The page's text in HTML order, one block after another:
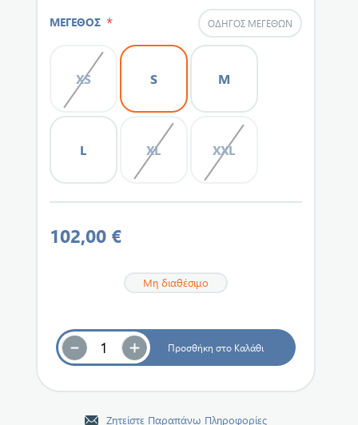
ΜΕΓΕΘΟΣ * ΟΔΗΓΌΣ ΜΕΓΕΘΏΝ
XS S M
L XL XXL
102,00 €
Μη διαθέσιμο
Ζητείστε Παραπάνω Πληροφορίες